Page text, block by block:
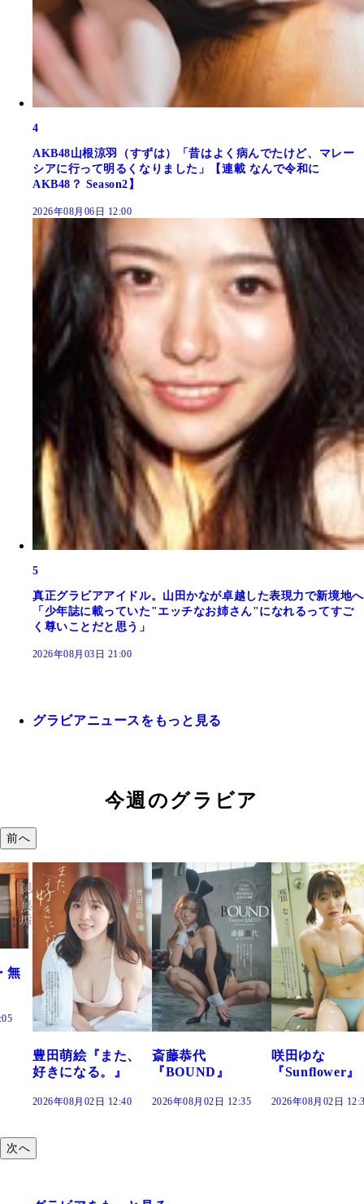
4
AKB48山根涼羽（すずは）「昔はよく病んでたけど、マレー
シアに行って明るくなりました」【連載 なんで令和に
AKB48？ Season2】
2026年08月06日 12:00
5
真正グラビアアイドル。山田かなが卓越した表現力で新境地へ
「少年誌に載っていた"エッチなお姉さん"になれるってすご
く尊いことだと思う」
2026年08月03日 21:00
グラビアニュースをもっと見る
今週のグラビア
前へ
斎藤恭代
『BOUND』
2026年08月02日 12:35
咲田ゆな
『Sunflower』
2026年08月02日 12:30
藤水咲桜『花
だまり』
2026年08月02日
次へ